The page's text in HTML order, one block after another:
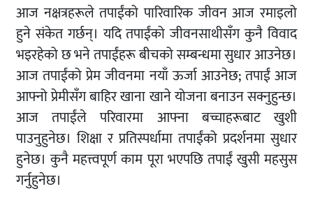
आज नक्षत्रहरूले तपाईंको पारिवारिक जीवन आज रमाइलो
हुने संकेत गर्छन्। यदि तपाईंको जीवनसाथीसँग कुनै विवाद
भइरहेको छ भने तपाईंहरू बीचको सम्बन्धमा सुधार आउनेछ।
आज तपाईंको प्रेम जीवनमा नयाँ ऊर्जा आउनेछ; तपाईं आज
आफ्नो प्रेमीसँग बाहिर खाना खाने योजना बनाउन सक्नुहुन्छ।
आज तपाईंले परिवारमा आफ्ना बच्चाहरूबाट खुशी
पाउनुहुनेछ। शिक्षा र प्रतिस्पर्धामा तपाईंको प्रदर्शनमा सुधार
हुनेछ। कुनै महत्त्वपूर्ण काम पूरा भएपछि तपाईं खुसी महसुस
गर्नुहुनेछ।